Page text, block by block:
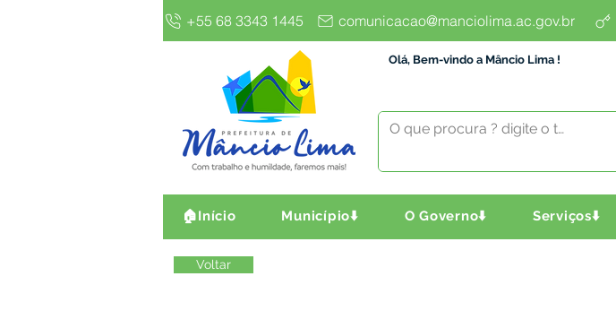
+55 68 3343 1445 comunicacao@manciolima.ac.gov.br
Olá, Bem-vindo a Mâncio Lima !
🏠Início Município⬇️ O Governo⬇️ Serviços⬇️
Voltar